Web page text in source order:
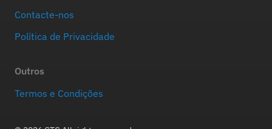
Contacte-nos
Política de Privacidade
Outros
Termos e Condições